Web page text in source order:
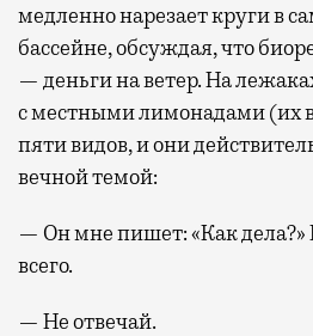
медленно нарезает круги в
бассейне, обсуждая, что
— деньги на ветер. На
с местными лимонадами (их
пяти видов, и они
вечной темой:
— Он мне пишет: «Как дела?»
всего.
— Не отвечай.